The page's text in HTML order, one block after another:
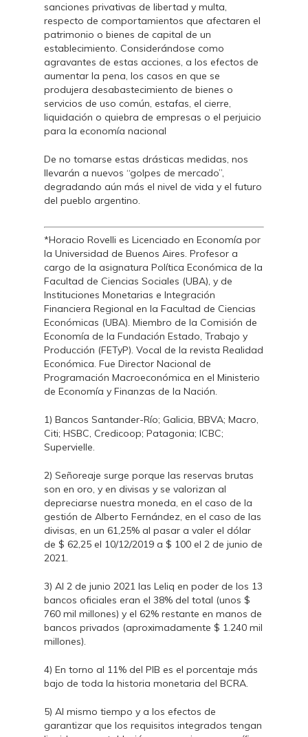
sanciones privativas de libertad y multa,
respecto de comportamientos que afectaren el
patrimonio o bienes de capital de un
establecimiento. Considerándose como
agravantes de estas acciones, a los efectos de
aumentar la pena, los casos en que se
produjera desabastecimiento de bienes o
servicios de uso común, estafas, el cierre,
liquidación o quiebra de empresas o el perjuicio
para la economía nacional
De no tomarse estas drásticas medidas, nos
llevarán a nuevos “golpes de mercado”,
degradando aún más el nivel de vida y el futuro
del pueblo argentino.
*Horacio Rovelli es Licenciado en Economía por
la Universidad de Buenos Aires. Profesor a
cargo de la asignatura Política Económica de la
Facultad de Ciencias Sociales (UBA), y de
Instituciones Monetarias e Integración
Financiera Regional en la Facultad de Ciencias
Económicas (UBA). Miembro de la Comisión de
Economía de la Fundación Estado, Trabajo y
Producción (FETyP). Vocal de la revista Realidad
Económica. Fue Director Nacional de
Programación Macroeconómica en el Ministerio
de Economía y Finanzas de la Nación.
1) Bancos Santander-Río; Galicia, BBVA; Macro,
Citi; HSBC, Credicoop; Patagonia; ICBC;
Supervielle.
2) Señoreaje surge porque las reservas brutas
son en oro, y en divisas y se valorizan al
depreciarse nuestra moneda, en el caso de la
gestión de Alberto Fernández, en el caso de las
divisas, en un 61,25% al pasar a valer el dólar
de $ 62,25 el 10/12/2019 a $ 100 el 2 de junio de
2021.
3) Al 2 de junio 2021 las Leliq en poder de los 13
bancos oficiales eran el 38% del total (unos $
760 mil millones) y el 62% restante en manos de
bancos privados (aproximadamente $ 1.240 mil
millones).
4) En torno al 11% del PIB es el porcentaje más
bajo de toda la historia monetaria del BCRA.
5) Al mismo tiempo y a los efectos de
garantizar que los requisitos integrados tengan